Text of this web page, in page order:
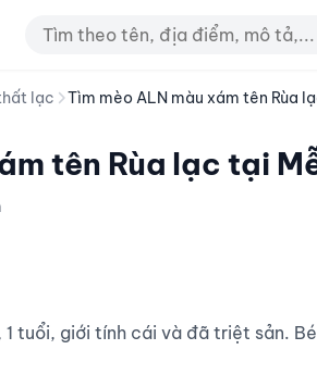
lạc Tìm mèo ALN màu xám tên Rùa
tên Rùa lạc tại